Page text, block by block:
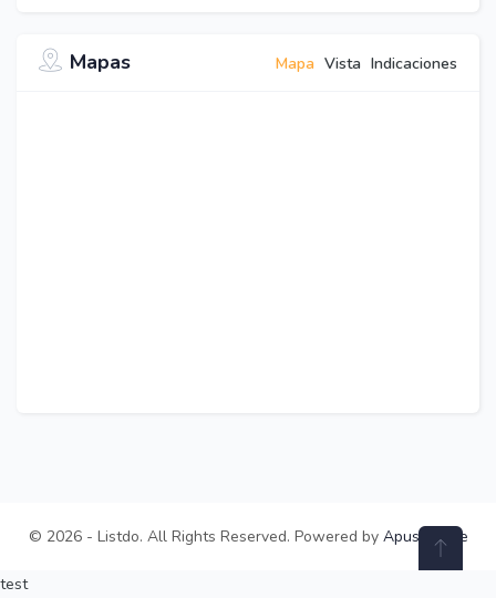
Mapas Mapa Vista Indicaciones
© 2026 - Listdo. All Rights Reserved. Powered by ApusTheme
test